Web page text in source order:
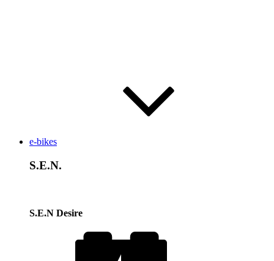
e-bikes
S.E.N.
S.E.N Desire